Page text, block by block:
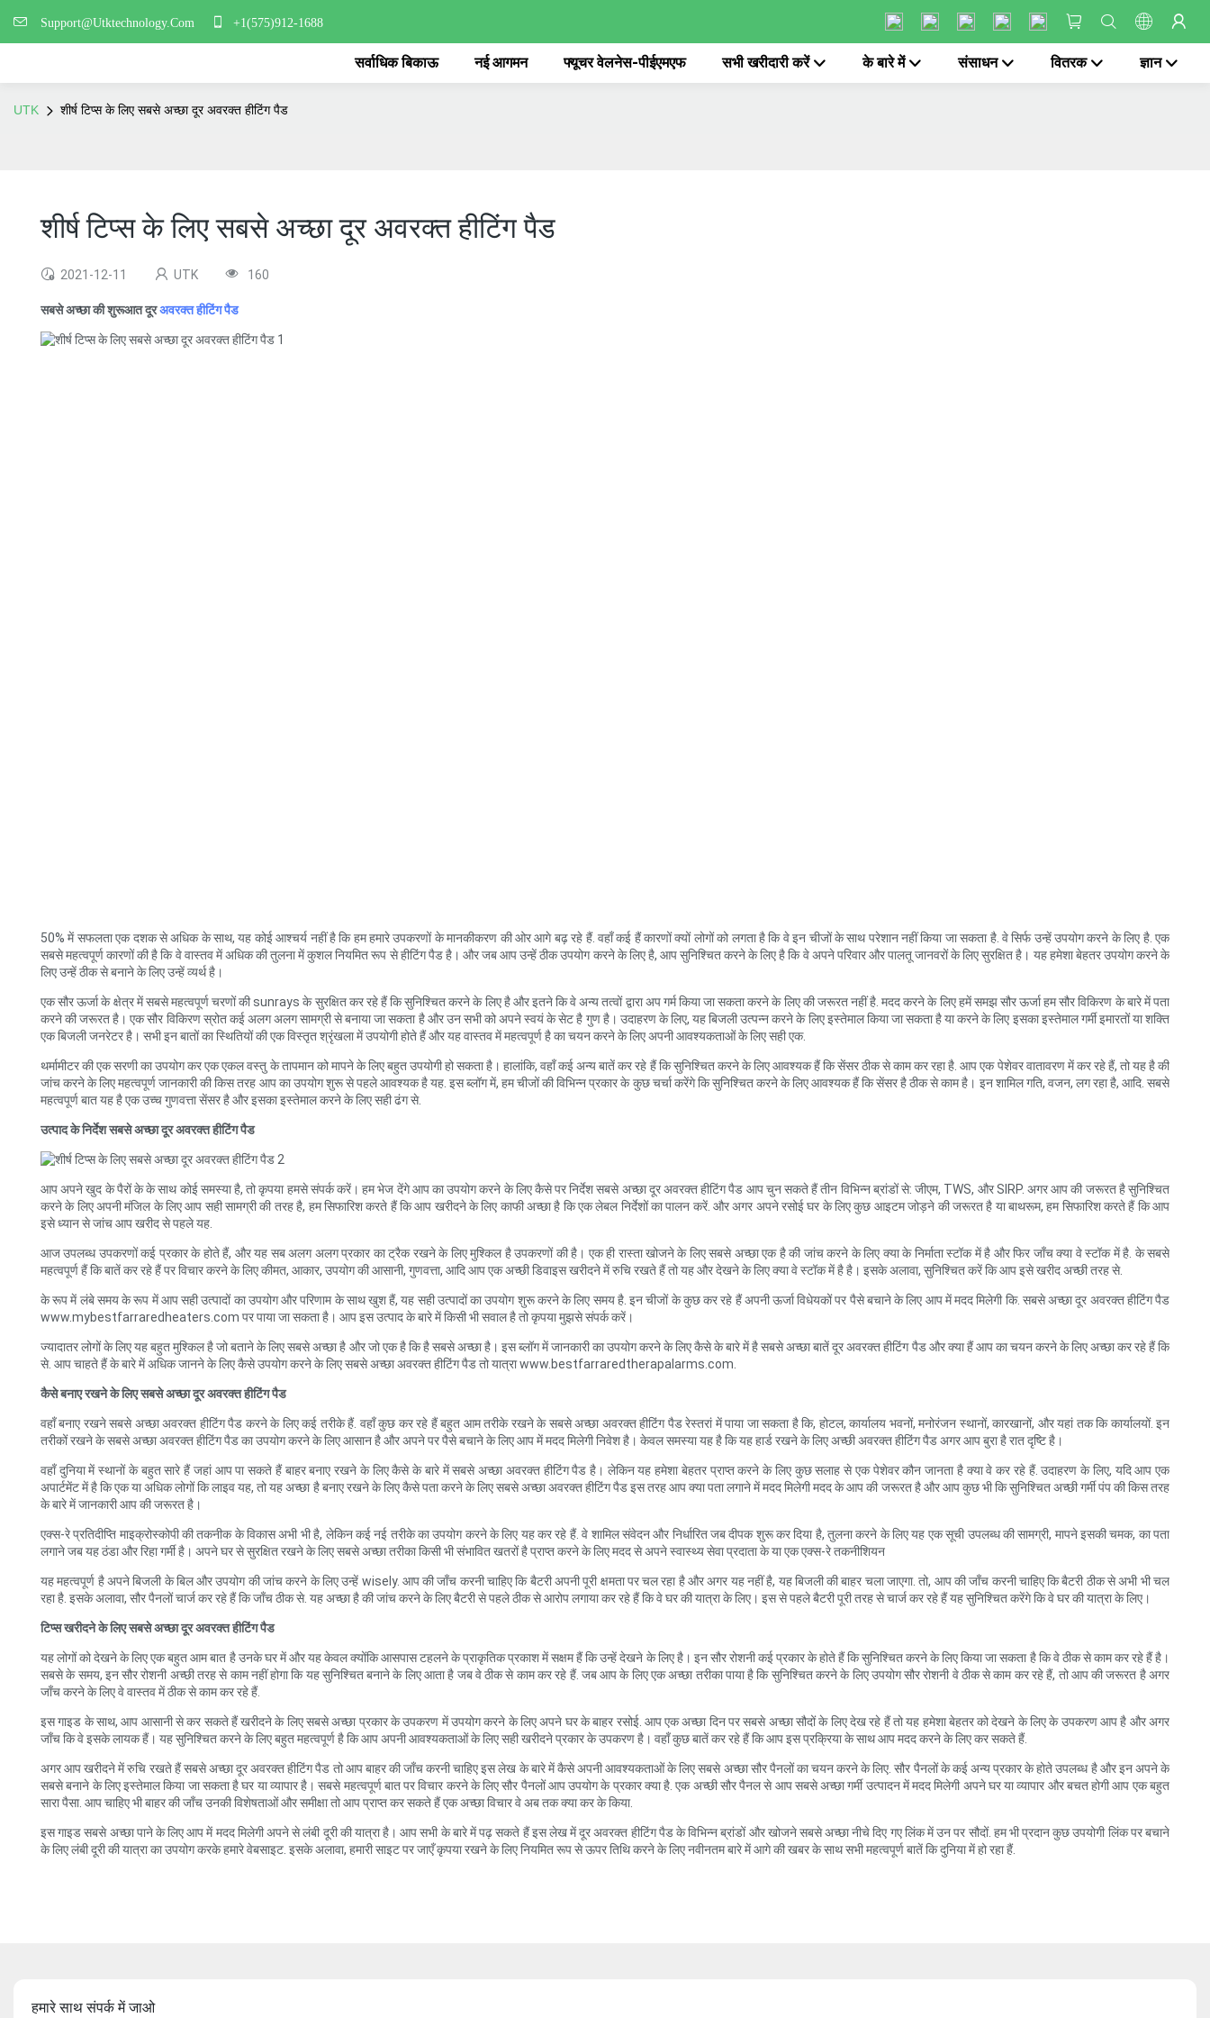
Support@Utktechnology.Com +1(575)912-1688
सर्वाधिक बिकाऊ नई आगमन फ्यूचर वेलनेस-पीईएमएफ सभी खरीदारी करें के बारे में संसाधन वितरक ज्ञान
UTK शीर्ष टिप्स के लिए सबसे अच्छा दूर अवरक्त हीटिंग पैड
शीर्ष टिप्स के लिए सबसे अच्छा दूर अवरक्त हीटिंग पैड
2021-12-11 UTK 160
सबसे अच्छा की शुरूआत दूरअवरक्त हीटिंग पैड
50% में सफलता एक दशक से अधिक के साथ, यह कोई आश्चर्य नहीं है कि हम हमारे उपकरणों के मानकीकरण की ओर आगे बढ़ रहे हैं. वहाँ कई हैं कारणों क्यों लोगों को लगता है कि वे इन चीजों के साथ परेशान नहीं किया जा सकता है. वे सिर्फ उन्हें उपयोग करने के लिए है. एक
सबसे महत्वपूर्ण कारणों की है कि वे वास्तव में अधिक की तुलना में कुशल नियमित रूप से हीटिंग पैड है। और जब आप उन्हें ठीक उपयोग करने के लिए है, आप सुनिश्चित करने के लिए है कि वे अपने परिवार और पालतू जानवरों के लिए सुरक्षित है। यह हमेशा बेहतर उपयोग करने के
लिए उन्हें ठीक से बनाने के लिए उन्हें व्यर्थ है।
एक सौर ऊर्जा के क्षेत्र में सबसे महत्वपूर्ण चरणों की sunrays के सुरक्षित कर रहे हैं कि सुनिश्चित करने के लिए है और इतने कि वे अन्य तत्वों द्वारा अप गर्म किया जा सकता करने के लिए की जरूरत नहीं है. मदद करने के लिए हमें समझ सौर ऊर्जा हम सौर विकिरण के बारे में पता
करने की जरूरत है। एक सौर विकिरण स्रोत कई अलग अलग सामग्री से बनाया जा सकता है और उन सभी को अपने स्वयं के सेट है गुण है। उदाहरण के लिए, यह बिजली उत्पन्न करने के लिए इस्तेमाल किया जा सकता है या करने के लिए इसका इस्तेमाल गर्मी इमारतों या शक्ति
एक बिजली जनरेटर है। सभी इन बातों का स्थितियों की एक विस्तृत श्रृंखला में उपयोगी होते हैं और यह वास्तव में महत्वपूर्ण है का चयन करने के लिए अपनी आवश्यकताओं के लिए सही एक.
थर्मामीटर की एक सरणी का उपयोग कर एक एकल वस्तु के तापमान को मापने के लिए बहुत उपयोगी हो सकता है। हालांकि, वहाँ कई अन्य बातें कर रहे हैं कि सुनिश्चित करने के लिए आवश्यक हैं कि सेंसर ठीक से काम कर रहा है. आप एक पेशेवर वातावरण में कर रहे हैं, तो यह है की
जांच करने के लिए महत्वपूर्ण जानकारी की किस तरह आप का उपयोग शुरू से पहले आवश्यक है यह. इस ब्लॉग में, हम चीजों की विभिन्न प्रकार के कुछ चर्चा करेंगे कि सुनिश्चित करने के लिए आवश्यक हैं कि सेंसर है ठीक से काम है। इन शामिल गति, वजन, लग रहा है, आदि. सबसे
महत्वपूर्ण बात यह है एक उच्च गुणवत्ता सेंसर है और इसका इस्तेमाल करने के लिए सही ढंग से.
उत्पाद के निर्देश सबसे अच्छा दूर अवरक्त हीटिंग पैड
आप अपने खुद के पैरों के के साथ कोई समस्या है, तो कृपया हमसे संपर्क करें। हम भेज देंगे आप का उपयोग करने के लिए कैसे पर निर्देश सबसे अच्छा दूर अवरक्त हीटिंग पैड आप चुन सकते हैं तीन विभिन्न ब्रांडों से: जीएम, TWS, और SIRP. अगर आप की जरूरत है सुनिश्चित
करने के लिए अपनी मंजिल के लिए आप सही सामग्री की तरह है, हम सिफारिश करते हैं कि आप खरीदने के लिए काफी अच्छा है कि एक लेबल निर्देशों का पालन करें. और अगर अपने रसोई घर के लिए कुछ आइटम जोड़ने की जरूरत है या बाथरूम, हम सिफारिश करते हैं कि आप
इसे ध्यान से जांच आप खरीद से पहले यह.
आज उपलब्ध उपकरणों कई प्रकार के होते हैं, और यह सब अलग अलग प्रकार का ट्रैक रखने के लिए मुश्किल है उपकरणों की है। एक ही रास्ता खोजने के लिए सबसे अच्छा एक है की जांच करने के लिए क्या के निर्माता स्टॉक में है और फिर जाँच क्या वे स्टॉक में है. के सबसे
महत्वपूर्ण हैं कि बातें कर रहे हैं पर विचार करने के लिए कीमत, आकार, उपयोग की आसानी, गुणवत्ता, आदि आप एक अच्छी डिवाइस खरीदने में रुचि रखते हैं तो यह और देखने के लिए क्या वे स्टॉक में है है। इसके अलावा, सुनिश्चित करें कि आप इसे खरीद अच्छी तरह से.
के रूप में लंबे समय के रूप में आप सही उत्पादों का उपयोग और परिणाम के साथ खुश हैं, यह सही उत्पादों का उपयोग शुरू करने के लिए समय है. इन चीजों के कुछ कर रहे हैं अपनी ऊर्जा विधेयकों पर पैसे बचाने के लिए आप में मदद मिलेगी कि. सबसे अच्छा दूर अवरक्त हीटिंग पैड
www.mybestfarraredheaters.com पर पाया जा सकता है। आप इस उत्पाद के बारे में किसी भी सवाल है तो कृपया मुझसे संपर्क करें।
ज्यादातर लोगों के लिए यह बहुत मुश्किल है जो बताने के लिए सबसे अच्छा है और जो एक है कि है सबसे अच्छा है। इस ब्लॉग में जानकारी का उपयोग करने के लिए कैसे के बारे में है सबसे अच्छा बातें दूर अवरक्त हीटिंग पैड और क्या हैं आप का चयन करने के लिए अच्छा कर रहे हैं कि
से. आप चाहते हैं के बारे में अधिक जानने के लिए कैसे उपयोग करने के लिए सबसे अच्छा अवरक्त हीटिंग पैड तो यात्रा www.bestfarraredtherapalarms.com.
कैसे बनाए रखने के लिए सबसे अच्छा दूर अवरक्त हीटिंग पैड
वहाँ बनाए रखने सबसे अच्छा अवरक्त हीटिंग पैड करने के लिए कई तरीके हैं. वहाँ कुछ कर रहे हैं बहुत आम तरीके रखने के सबसे अच्छा अवरक्त हीटिंग पैड रेस्तरां में पाया जा सकता है कि, होटल, कार्यालय भवनों, मनोरंजन स्थानों, कारखानों, और यहां तक कि कार्यालयों. इन
तरीकों रखने के सबसे अच्छा अवरक्त हीटिंग पैड का उपयोग करने के लिए आसान है और अपने पर पैसे बचाने के लिए आप में मदद मिलेगी निवेश है। केवल समस्या यह है कि यह हार्ड रखने के लिए अच्छी अवरक्त हीटिंग पैड अगर आप बुरा है रात दृष्टि है।
वहाँ दुनिया में स्थानों के बहुत सारे हैं जहां आप पा सकते हैं बाहर बनाए रखने के लिए कैसे के बारे में सबसे अच्छा अवरक्त हीटिंग पैड है। लेकिन यह हमेशा बेहतर प्राप्त करने के लिए कुछ सलाह से एक पेशेवर कौन जानता है क्या वे कर रहे हैं. उदाहरण के लिए, यदि आप एक
अपार्टमेंट में है कि एक या अधिक लोगों कि लाइव यह, तो यह अच्छा है बनाए रखने के लिए कैसे पता करने के लिए सबसे अच्छा अवरक्त हीटिंग पैड इस तरह आप क्या पता लगाने में मदद मिलेगी मदद के आप की जरूरत है और आप कुछ भी कि सुनिश्चित अच्छी गर्मी पंप की किस तरह
के बारे में जानकारी आप की जरूरत है।
एक्स-रे प्रतिदीप्ति माइक्रोस्कोपी की तकनीक के विकास अभी भी है, लेकिन कई नई तरीके का उपयोग करने के लिए यह कर रहे हैं. वे शामिल संवेदन और निर्धारित जब दीपक शुरू कर दिया है, तुलना करने के लिए यह एक सूची उपलब्ध की सामग्री, मापने इसकी चमक, का पता
लगाने जब यह ठंडा और रिहा गर्मी है। अपने घर से सुरक्षित रखने के लिए सबसे अच्छा तरीका किसी भी संभावित खतरों है प्राप्त करने के लिए मदद से अपने स्वास्थ्य सेवा प्रदाता के या एक एक्स-रे तकनीशियन
यह महत्वपूर्ण है अपने बिजली के बिल और उपयोग की जांच करने के लिए उन्हें wisely. आप की जाँच करनी चाहिए कि बैटरी अपनी पूरी क्षमता पर चल रहा है और अगर यह नहीं है, यह बिजली की बाहर चला जाएगा. तो, आप की जाँच करनी चाहिए कि बैटरी ठीक से अभी भी चल
रहा है. इसके अलावा, सौर पैनलों चार्ज कर रहे हैं कि जाँच ठीक से. यह अच्छा है की जांच करने के लिए बैटरी से पहले ठीक से आरोप लगाया कर रहे हैं कि वे घर की यात्रा के लिए। इस से पहले बैटरी पूरी तरह से चार्ज कर रहे हैं यह सुनिश्चित करेंगे कि वे घर की यात्रा के लिए।
टिप्स खरीदने के लिए सबसे अच्छा दूर अवरक्त हीटिंग पैड
यह लोगों को देखने के लिए एक बहुत आम बात है उनके घर में और यह केवल क्योंकि आसपास टहलने के प्राकृतिक प्रकाश में सक्षम हैं कि उन्हें देखने के लिए है। इन सौर रोशनी कई प्रकार के होते हैं कि सुनिश्चित करने के लिए किया जा सकता है कि वे ठीक से काम कर रहे हैं है।
सबसे के समय, इन सौर रोशनी अच्छी तरह से काम नहीं होगा कि यह सुनिश्चित बनाने के लिए आता है जब वे ठीक से काम कर रहे हैं. जब आप के लिए एक अच्छा तरीका पाया है कि सुनिश्चित करने के लिए उपयोग सौर रोशनी वे ठीक से काम कर रहे हैं, तो आप की जरूरत है अगर
जाँच करने के लिए वे वास्तव में ठीक से काम कर रहे हैं.
इस गाइड के साथ, आप आसानी से कर सकते हैं खरीदने के लिए सबसे अच्छा प्रकार के उपकरण में उपयोग करने के लिए अपने घर के बाहर रसोई. आप एक अच्छा दिन पर सबसे अच्छा सौदों के लिए देख रहे हैं तो यह हमेशा बेहतर को देखने के लिए के उपकरण आप है और अगर
जाँच कि वे इसके लायक हैं। यह सुनिश्चित करने के लिए बहुत महत्वपूर्ण है कि आप अपनी आवश्यकताओं के लिए सही खरीदने प्रकार के उपकरण है। वहाँ कुछ बातें कर रहे हैं कि आप इस प्रक्रिया के साथ आप मदद करने के लिए कर सकते हैं.
अगर आप खरीदने में रुचि रखते हैं सबसे अच्छा दूर अवरक्त हीटिंग पैड तो आप बाहर की जाँच करनी चाहिए इस लेख के बारे में कैसे अपनी आवश्यकताओं के लिए सबसे अच्छा सौर पैनलों का चयन करने के लिए. सौर पैनलों के कई अन्य प्रकार के होते उपलब्ध है और इन अपने के
सबसे बनाने के लिए इस्तेमाल किया जा सकता है घर या व्यापार है। सबसे महत्वपूर्ण बात पर विचार करने के लिए सौर पैनलों आप उपयोग के प्रकार क्या है. एक अच्छी सौर पैनल से आप सबसे अच्छा गर्मी उत्पादन में मदद मिलेगी अपने घर या व्यापार और बचत होगी आप एक बहुत
सारा पैसा. आप चाहिए भी बाहर की जाँच उनकी विशेषताओं और समीक्षा तो आप प्राप्त कर सकते हैं एक अच्छा विचार वे अब तक क्या कर के किया.
इस गाइड सबसे अच्छा पाने के लिए आप में मदद मिलेगी अपने से लंबी दूरी की यात्रा है। आप सभी के बारे में पढ़ सकते हैं इस लेख में दूर अवरक्त हीटिंग पैड के विभिन्न ब्रांडों और खोजने सबसे अच्छा नीचे दिए गए लिंक में उन पर सौदों. हम भी प्रदान कुछ उपयोगी लिंक पर बचाने
के लिए लंबी दूरी की यात्रा का उपयोग करके हमारे वेबसाइट. इसके अलावा, हमारी साइट पर जाएँ कृपया रखने के लिए नियमित रूप से ऊपर तिथि करने के लिए नवीनतम बारे में आगे की खबर के साथ सभी महत्वपूर्ण बातें कि दुनिया में हो रहा हैं.
हमारे साथ संपर्क में जाओ